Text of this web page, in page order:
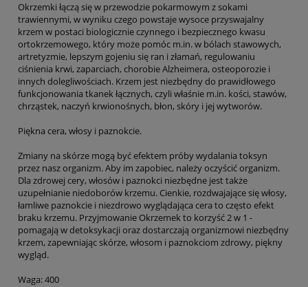
Okrzemki łączą się w przewodzie pokarmowym z sokami
trawiennymi, w wyniku czego powstaje wysoce przyswajalny
krzem w postaci biologicznie czynnego i bezpiecznego kwasu
ortokrzemowego, który może pomóc m.in. w bólach stawowych,
artretyzmie, lepszym gojeniu się ran i złamań, regulowaniu
ciśnienia krwi, zaparciach, chorobie Alzheimera, osteoporozie i
innych dolegliwościach. Krzem jest niezbędny do prawidłowego
funkcjonowania tkanek łącznych, czyli właśnie m.in. kości, stawów,
chrząstek, naczyń krwionośnych, błon, skóry i jej wytworów.
Piękna cera, włosy i paznokcie.
Zmiany na skórze mogą być efektem próby wydalania toksyn
przez nasz organizm. Aby im zapobiec, należy oczyścić organizm.
Dla zdrowej cery, włosów i paznokci niezbędne jest także
uzupełnianie niedoborów krzemu. Cienkie, rozdwajające się włosy,
łamliwe paznokcie i niezdrowo wyglądająca cera to często efekt
braku krzemu. Przyjmowanie Okrzemek to korzyść 2 w 1 -
pomagają w detoksykacji oraz dostarczają organizmowi niezbędny
krzem, zapewniając skórze, włosom i paznokciom zdrowy, piękny
wygląd.
Waga: 400